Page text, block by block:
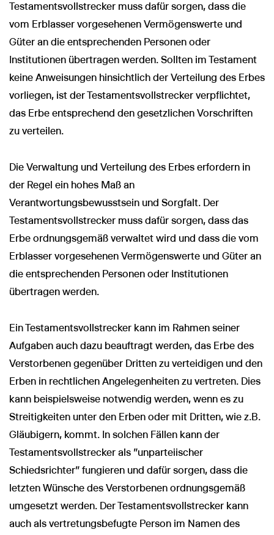
Testamentsvollstrecker muss dafür sorgen, dass die
vom Erblasser vorgesehenen Vermögenswerte und
Güter an die entsprechenden Personen oder
Institutionen übertragen werden. Sollten im Testament
keine Anweisungen hinsichtlich der Verteilung des Erbes
vorliegen, ist der Testamentsvollstrecker verpflichtet,
das Erbe entsprechend den gesetzlichen Vorschriften
zu verteilen.
Die Verwaltung und Verteilung des Erbes erfordern in
der Regel ein hohes Maß an
Verantwortungsbewusstsein und Sorgfalt. Der
Testamentsvollstrecker muss dafür sorgen, dass das
Erbe ordnungsgemäß verwaltet wird und dass die vom
Erblasser vorgesehenen Vermögenswerte und Güter an
die entsprechenden Personen oder Institutionen
übertragen werden.
Ein Testamentsvollstrecker kann im Rahmen seiner
Aufgaben auch dazu beauftragt werden, das Erbe des
Verstorbenen gegenüber Dritten zu verteidigen und den
Erben in rechtlichen Angelegenheiten zu vertreten. Dies
kann beispielsweise notwendig werden, wenn es zu
Streitigkeiten unter den Erben oder mit Dritten, wie z.B.
Gläubigern, kommt. In solchen Fällen kann der
Testamentsvollstrecker als "unparteiischer
Schiedsrichter" fungieren und dafür sorgen, dass die
letzten Wünsche des Verstorbenen ordnungsgemäß
umgesetzt werden. Der Testamentsvollstrecker kann
auch als vertretungsbefugte Person im Namen des